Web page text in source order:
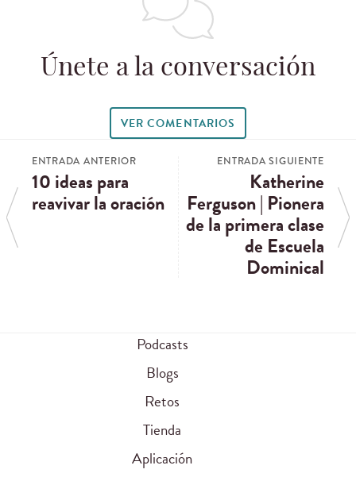
Únete a la conversación
VER COMENTARIOS
ENTRADA ANTERIOR
10 ideas para
reavivar la oración
ENTRADA SIGUIENTE
Katherine
Ferguson | Pionera
de la primera clase
de Escuela
Dominical
Podcasts
Blogs
Retos
Tienda
Aplicación